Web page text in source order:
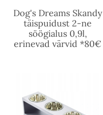
Dog's Dreams Skandy
täispuidust 2-ne
söögialus 0,9l,
erinevad värvid *80€